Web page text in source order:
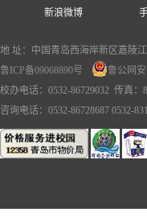
新浪微博
地 址：中国青岛西海岸新区嘉陵
鲁ICP备09068890号
鲁公网安
校办电话：0532-86729032 传真：
咨询电话：0532-86728687 0532-